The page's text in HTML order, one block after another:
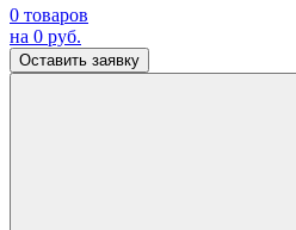
0 товаров
на 0 руб.
Оставить заявку